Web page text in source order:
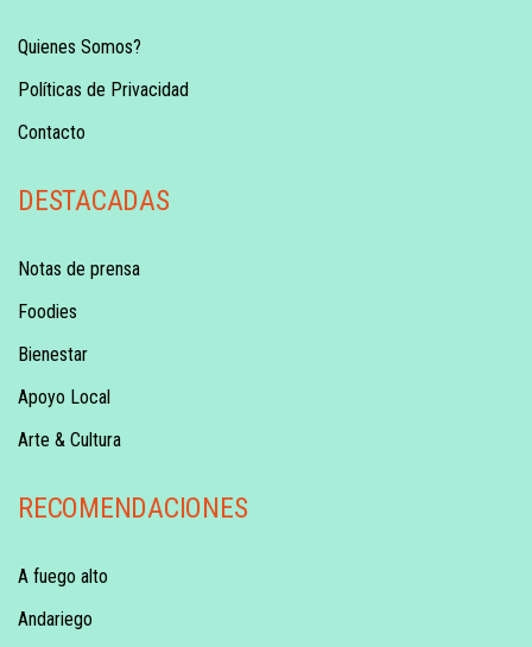
Quienes Somos?
Políticas de Privacidad
Contacto
DESTACADAS
Notas de prensa
Foodies
Bienestar
Apoyo Local
Arte & Cultura
RECOMENDACIONES
A fuego alto
Andariego